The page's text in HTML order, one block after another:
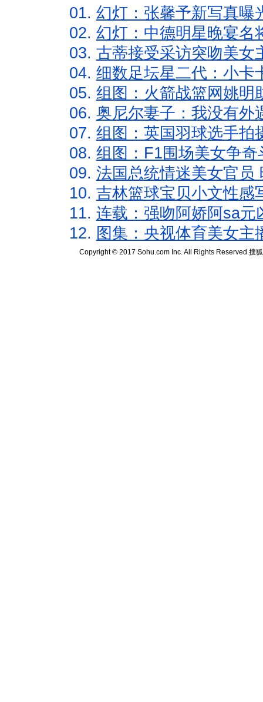
01. 幻灯：张馨予新写真曝
02. 幻灯：中德明星晚宴名
03. 古蒂接受采访突吻美女
04. 细数足坛星二代：小卡
05. 组图：火箭战篮网姚明
06. 奥尼尔妻子：我没有外
07. 组图：英国羽球选手拍
08. 组图：F1围场美女争
09. 法国总统情迷美女官员
10. 吉林篮球宝贝小文性感
11. 连载：强吻阿娇阿sa元
12. 图集：央视体育美女主
Copyright © 2017 Sohu.com Inc. All Rights Reserved.搜